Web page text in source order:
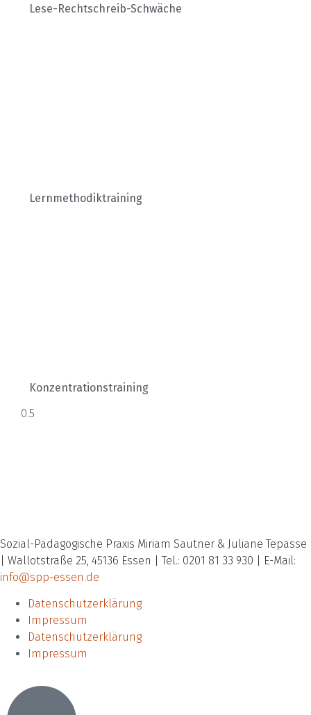
Lese-Rechtschreib-Schwäche
Lern­methodik­training
Konzentrationstraining
Sozial-Pädagogische Praxis Miriam Sautner & Juliane Tepasse
| Wallotstraße 25, 45136 Essen | Tel.: 0201 81 33 930 | E-Mail:
info@spp-essen.de
Datenschutzerklärung
Impressum
Datenschutzerklärung
Impressum